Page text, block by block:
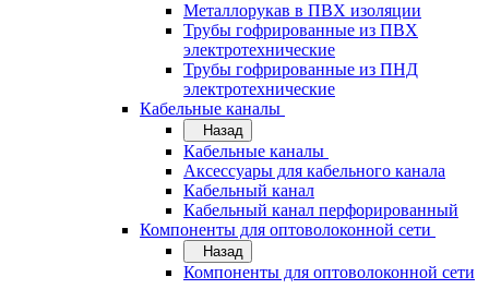
Металлорукав в ПВХ изоляции
Трубы гофрированные из ПВХ
электротехнические
Трубы гофрированные из ПНД
электротехнические
Кабельные каналы
Назад
Кабельные каналы
Аксессуары для кабельного канала
Кабельный канал
Кабельный канал перфорированный
Компоненты для оптоволоконной сети
Назад
Компоненты для оптоволоконной сети